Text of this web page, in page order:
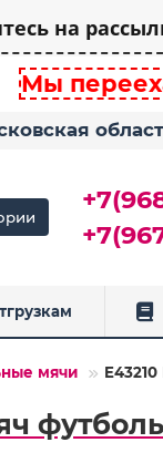
на
Мы
мячи